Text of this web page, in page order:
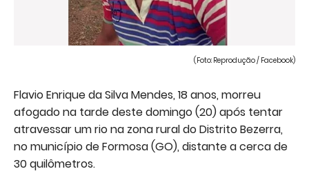
(Foto: Reprodução / Facebook)
Flavio Enrique da Silva Mendes, 18 anos, morreu
afogado na tarde deste domingo (20) após tentar
atravessar um rio na zona rural do Distrito Bezerra,
no município de Formosa (GO), distante a cerca de
30 quilômetros.